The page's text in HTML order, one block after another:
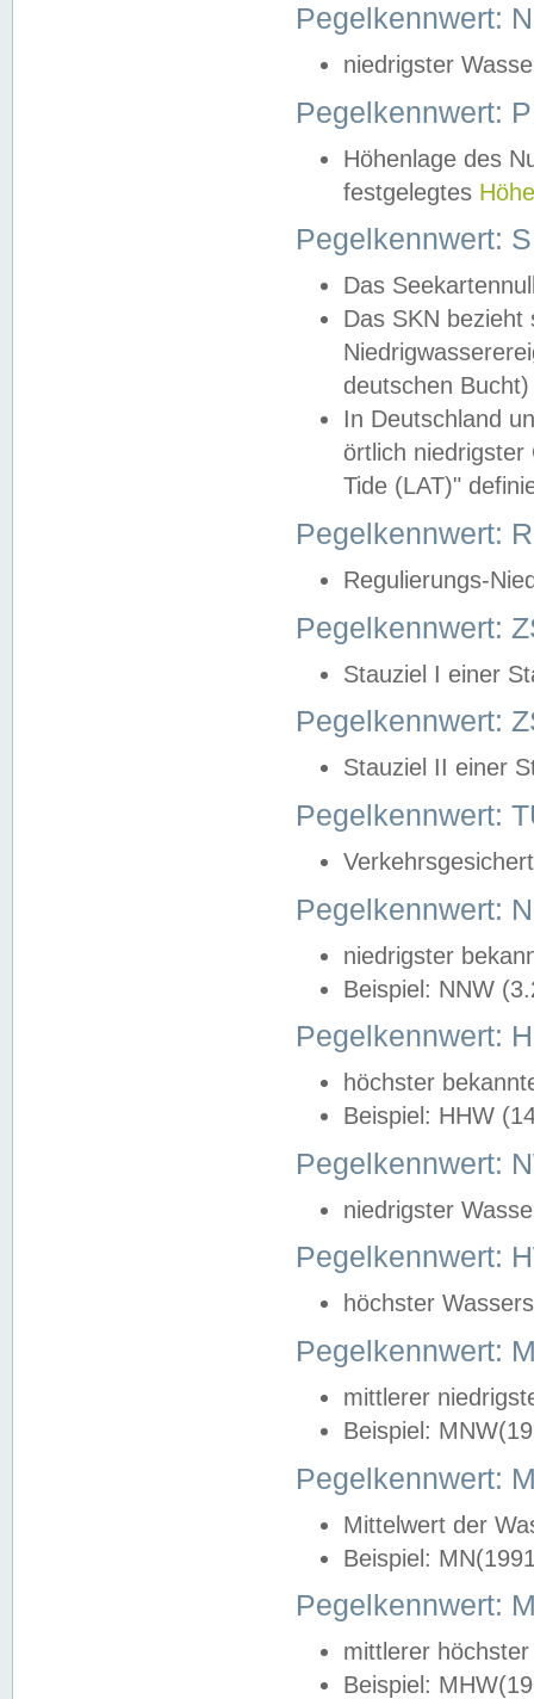
Pegelkennwert:
niedrigster
Pegelkennwert:
Höhenlage des
festgelegtes
Pegelkennwert:
Das
Das SKN
deutschen
In Deutschland
örtlich
Tide (LAT)"
Pegelkennwert:
Regulierungs-
Pegelkennwert:
Stauziel I einer
Pegelkennwert:
Stauziel II einer
Pegelkennwert:
Pegelkennwert:
niedrigster
Beispiel: NNW
Pegelkennwert:
höchster
Beispiel: HHW
Pegelkennwert:
niedrigster
Pegelkennwert:
höchster
Pegelkennwert:
mittlerer
Beispiel:
Pegelkennwert:
Mittelwert der
Beispiel:
Pegelkennwert:
mittlerer
Beispiel: